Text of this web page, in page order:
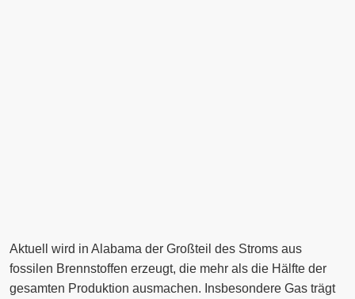
Aktuell wird in Alabama der Großteil des Stroms aus
fossilen Brennstoffen erzeugt, die mehr als die Hälfte der
gesamten Produktion ausmachen. Insbesondere Gas trägt